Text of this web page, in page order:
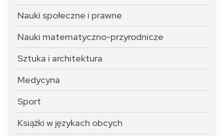
Nauki społeczne i prawne
Nauki matematyczno-przyrodnicze
Sztuka i architektura
Medycyna
Sport
Książki w językach obcych